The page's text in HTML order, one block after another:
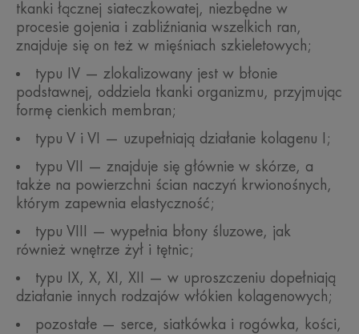
tkanki łącznej siateczkowatej, niezbędne w
procesie gojenia i zabliźniania wszelkich ran,
znajduje się on też w mięśniach szkieletowych;
typu IV — zlokalizowany jest w błonie
podstawnej, oddziela tkanki organizmu, przyjmując
formę cienkich membran;
typu V i VI — uzupełniają działanie kolagenu I;
typu VII — znajduje się głównie w skórze, a
także na powierzchni ścian naczyń krwionośnych,
którym zapewnia elastyczność;
typu VIII — wypełnia błony śluzowe, jak
również wnętrze żył i tętnic;
typu IX, X, XI, XII — w uproszczeniu dopełniają
działanie innych rodzajów włókien kolagenowych;
pozostałe — serce, siatkówka i rogówka, kości,